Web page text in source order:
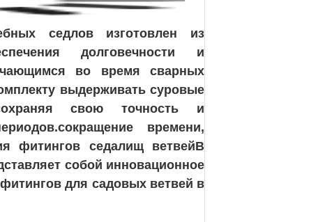
седлов изготовлен из
долговечности и
во время сварных
выдерживать суровые
свою точность и
времени,
фитингов седалищ ветвейВ
собой инновационное
для садовых ветвей в